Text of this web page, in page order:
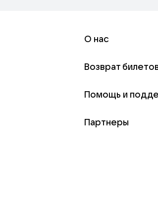
О нас
Возврат
Помощь и
Партнеры